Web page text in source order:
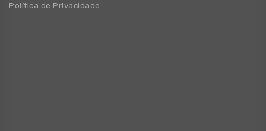
Política de Privacidade